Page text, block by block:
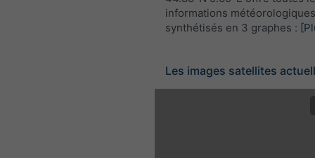
informations météorologiques
synthétisés en 3 graphes :
Les images satellites